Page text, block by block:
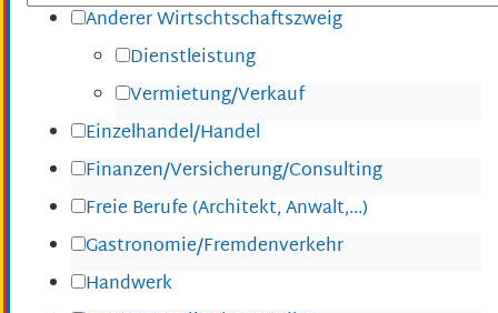
Anderer Wirtschtschaftszweig
Dienstleistung
Vermietung/Verkauf
Einzelhandel/Handel
Finanzen/Versicherung/Consulting
Freie Berufe (Architekt, Anwalt,...)
Gastronomie/Fremdenverkehr
Handwerk